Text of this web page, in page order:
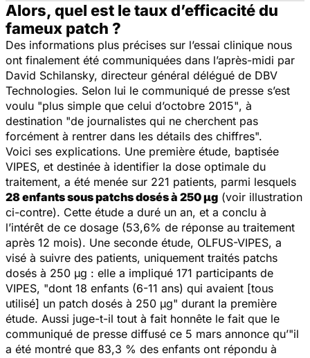
Alors, quel est le taux d’efficacité du
fameux patch ?
Des informations plus précises sur l’essai clinique nous
ont finalement été communiquées dans l’après-midi par
David Schilansky, directeur général délégué de DBV
Technologies. Selon lui le communiqué de presse s’est
voulu "plus simple que celui d’octobre 2015", à
destination "de journalistes qui ne cherchent pas
forcément à rentrer dans les détails des chiffres".
Voici ses explications. Une première étude, baptisée
VIPES, et destinée à identifier la dose optimale du
traitement, a été menée sur 221 patients, parmi lesquels
28 enfants sous patchs dosés à 250 μg (voir illustration
ci-contre). Cette étude a duré un an, et a conclu à
l’intérêt de ce dosage (53,6% de réponse au traitement
après 12 mois). Une seconde étude, OLFUS-VIPES, a
visé à suivre des patients, uniquement traités patchs
dosés à 250 μg : elle a impliqué 171 participants de
VIPES, "dont 18 enfants (6-11 ans) qui avaient [tous
utilisé] un patch dosés à 250 μg" durant la première
étude. Aussi juge-t-il tout à fait honnête le fait que le
communiqué de presse diffusé ce 5 mars annonce qu’"il
a été montré que 83,3 % des enfants ont répondu à